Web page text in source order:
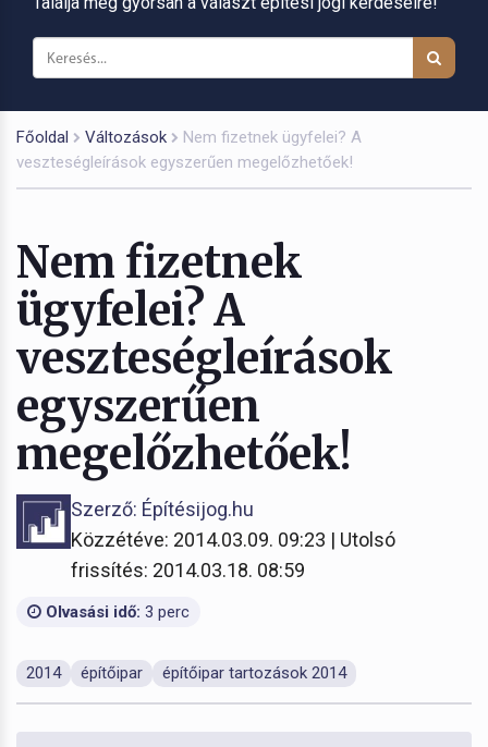
Főoldal Változások
Nem fizetnek ügyfelei? A
veszteségleírások egyszerűen megelőzhetőek!
Nem fizetnek
ügyfelei? A
veszteségleírások
egyszerűen
megelőzhetőek!
Szerző: Építésijog.hu
Közzétéve: 2014.03.09. 09:23 | Utolsó
frissítés: 2014.03.18. 08:59
Olvasási idő: 3 perc
2014 építőipar építőipar tartozások 2014